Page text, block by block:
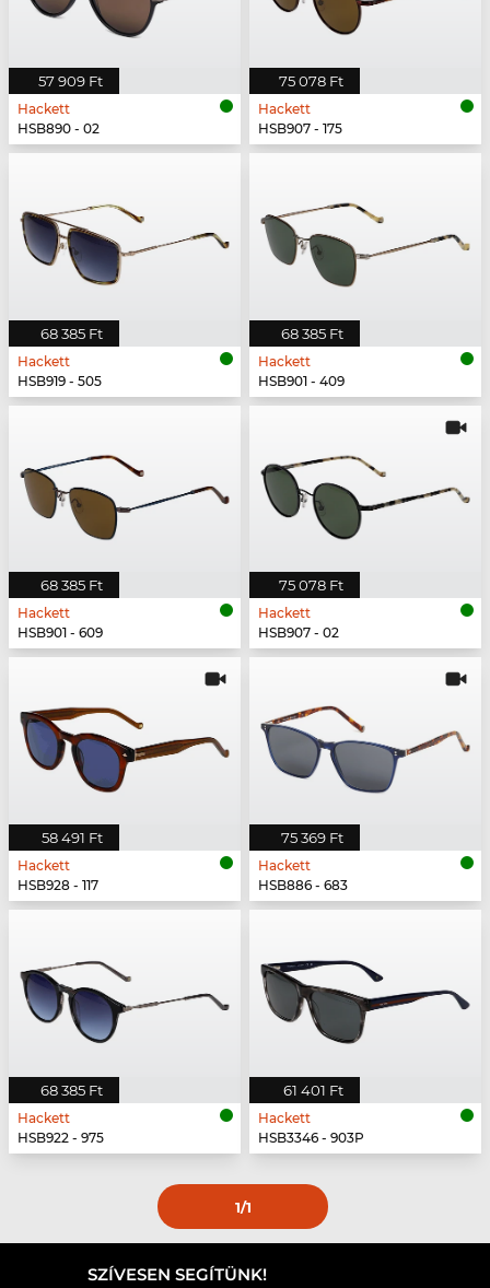
57 909 Ft
Hackett
HSB890 - 02
75 078 Ft
Hackett
HSB907 - 175
68 385 Ft
Hackett
HSB919 - 505
68 385 Ft
Hackett
HSB901 - 409
68 385 Ft
Hackett
HSB901 - 609
75 078 Ft
Hackett
HSB907 - 02
58 491 Ft
Hackett
HSB928 - 117
75 369 Ft
Hackett
HSB886 - 683
68 385 Ft
Hackett
HSB922 - 975
61 401 Ft
Hackett
HSB3346 - 903P
1/1
SZÍVESEN SEGÍTÜNK!